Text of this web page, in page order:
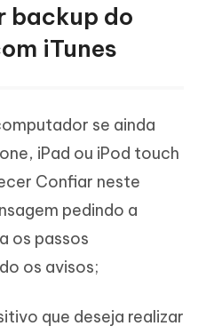
backup do
iTunes
se ainda
iPad ou iPod touch
Confiar neste
pedindo a
os passos
os avisos;
que deseja realizar